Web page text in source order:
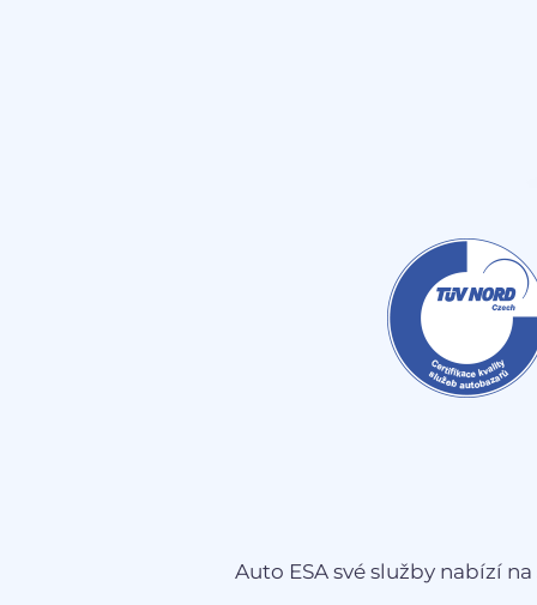
Auto ESA své služby nabízí